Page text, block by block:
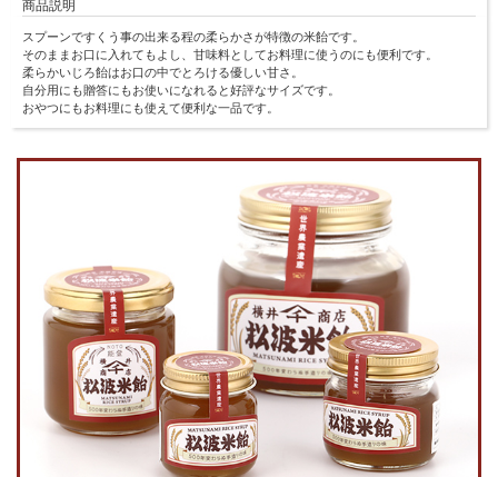
商品説明
スプーンですくう事の出来る程の柔らかさが特徴の米飴です。
そのままお口に入れてもよし、甘味料としてお料理に使うのにも便利です。
柔らかいじろ飴はお口の中でとろける優しい甘さ。
自分用にも贈答にもお使いになれると好評なサイズです。
おやつにもお料理にも使えて便利な一品です。